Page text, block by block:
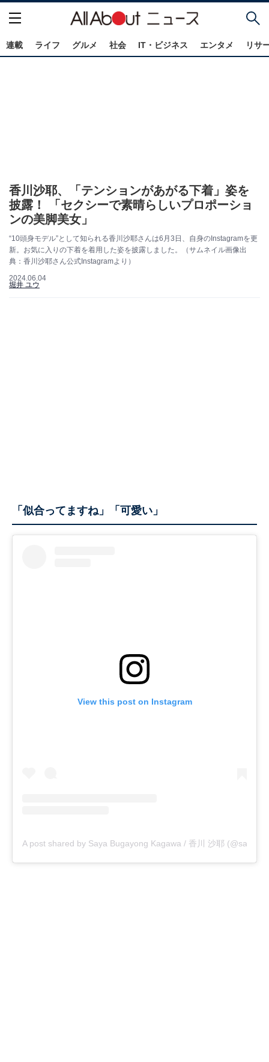
連載 ライフ グルメ 社会 IT・ビジネス エンタメ リサ
香川沙耶、「テンションがあがる下着」姿を
披露！ 「セクシーで素晴らしいプロポーショ
ンの美脚美女」
“10頭身モデル”として知られる香川沙耶さんは6月3日、自身のInstagramを更
新。お気に入りの下着を着用した姿を披露しました。（サムネイル画像出
典：香川沙耶さん公式Instagramより）
2024.06.04
堀井 ユウ
「似合ってますね」「可愛い」
View this post on Instagram
A post shared by Saya Bugayong Kagawa / 香川 沙耶